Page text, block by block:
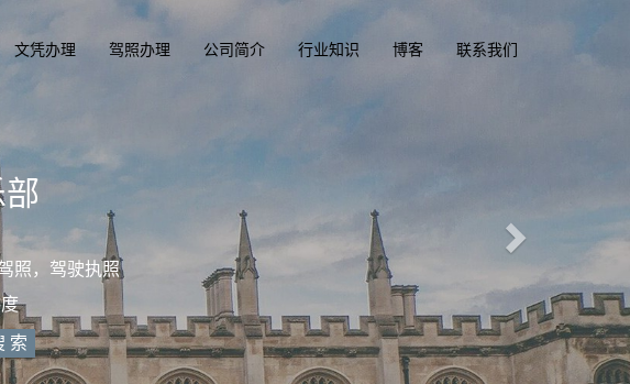
文凭办理 驾照办理 公司简介 行业知识 博客 联系我们
精英国际文凭俱乐部
一 diplomacluba.com 一
办理澳洲, 英国, 加拿大, 美国, 香港驾驶证，驾照，驾驶执照
专业定制澳洲、英国、加拿大、美国驾照